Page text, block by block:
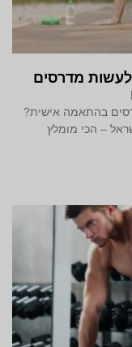
מדרסים
בהתאמה אישית?
– הכי מומלץ